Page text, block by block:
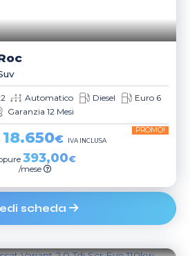
Automatico Diesel
Euro 6
Garanzia 12 Mesi
18.650€
PROMO!
IVA INCLUSA
393,00€
/mese
scheda